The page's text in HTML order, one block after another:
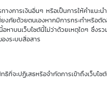
งการเงินอื่นๆ หรือเป็นการให้คำแน
ภัยด้วยตนเองหากมีการกระทำหรือตั
าบนเว็บไซต์นี้ไม่ว่าด้วยเหตุใดๆ ซึ่ง
งระบบสื่อสาร
ะปฏิเสธหรือจำกัดการเข้าถึงเว็บไซ
0.00 %